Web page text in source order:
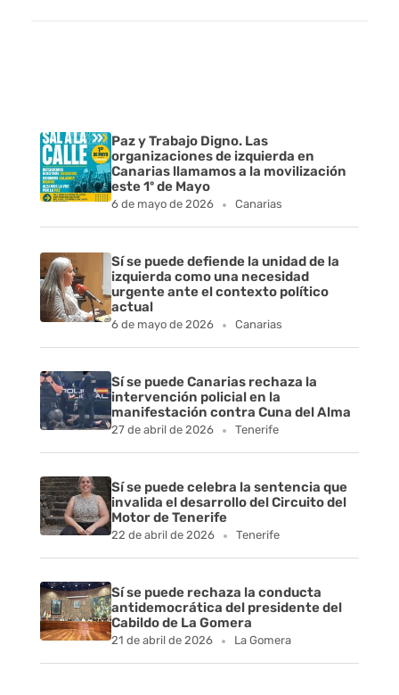
Paz y Trabajo Digno. Las
organizaciones de izquierda en
Canarias llamamos a la movilización
este 1º de Mayo
6 de mayo de 2026 Canarias
Sí se puede defiende la unidad de la
izquierda como una necesidad
urgente ante el contexto político
actual
6 de mayo de 2026 Canarias
Sí se puede Canarias rechaza la
intervención policial en la
manifestación contra Cuna del Alma
27 de abril de 2026 Tenerife
Sí se puede celebra la sentencia que
invalida el desarrollo del Circuito del
Motor de Tenerife
22 de abril de 2026 Tenerife
Sí se puede rechaza la conducta
antidemocrática del presidente del
Cabildo de La Gomera
21 de abril de 2026 La Gomera